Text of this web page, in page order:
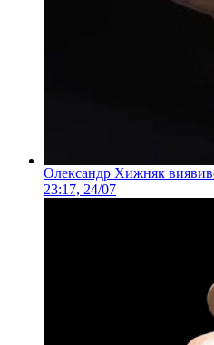
Олександр Хижняк
23:17, 24/07